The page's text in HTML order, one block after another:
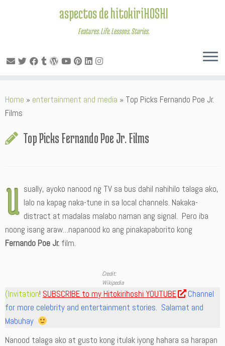
to
content
aspectos de hitokiriHOSHI
Features. Life. Lessons. Stories.
Home » entertainment and media » Top Picks Fernando Poe Jr.
Films
Top Picks Fernando Poe Jr. Films
U sually, ayoko nanood ng TV sa bus dahil nahihilo talaga ako,
lalo na kapag naka-tune in sa local channels. Nakaka-
distract at madalas malabo naman ang signal. Pero iba
noong isang araw…napanood ko ang pinakapaborito kong
Fernando Poe Jr. film.
Credit:
Wikipedia
(Invitation! SUBSCRIBE to my Hitokirihoshi YOUTUBE
Channel
for more celebrity and entertainment stories. Salamat and
Mabuhay
Nanood talaga ako at gusto kong itulak iyong hahara sa harapan